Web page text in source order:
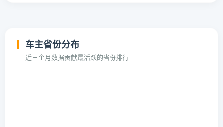
车主省份分布
近三个月数据贡献最活跃的省份排行